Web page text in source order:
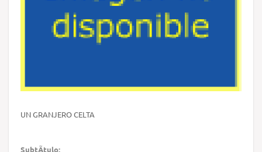
UN GRANJERO CELTA
SubtÃ­tulo: